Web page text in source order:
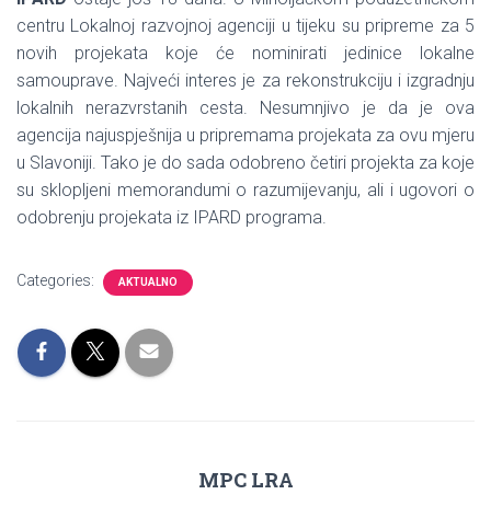
O
N
centru Lokalnoj razvojnoj agenciji u tijeku su pripreme za 5
novih projekata koje će nominirati jedinice lokalne
samouprave. Najveći interes je za rekonstrukciju i izgradnju
lokalnih nerazvrstanih cesta. Nesumnjivo je da je ova
agencija najuspješnija u pripremama projekata za ovu mjeru
u Slavoniji. Tako je do sada odobreno četiri projekta za koje
su sklopljeni memorandumi o razumijevanju, ali i ugovori o
odobrenju projekata iz IPARD programa.
Categories: AKTUALNO
MPC LRA